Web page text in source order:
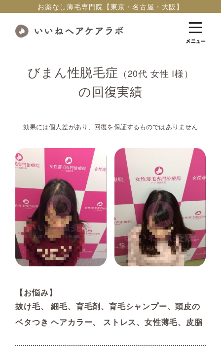
お薬なし薄毛専門院【東京・名古屋・大阪】
びまん性脱毛症 （20代 女性 I様）
の回復実績
効果には個人差があり、回復を保証するものではありません
【お悩み】
抜け毛、 細毛、育毛剤、育毛シャンプー、頭皮の
ベタつき ヘアカラー、 ストレス、女性薄毛、皮脂